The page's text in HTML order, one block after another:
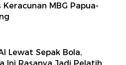
Keracunan MBG Papua-
Lewat Sepak Bola,